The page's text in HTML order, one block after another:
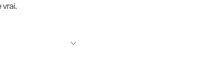
vrai.